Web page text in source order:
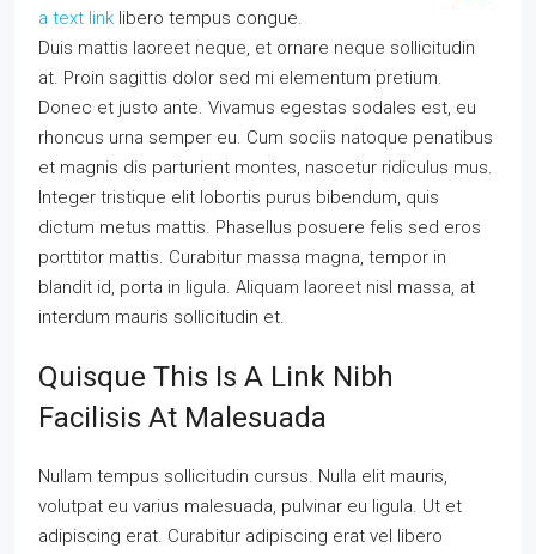
a text link libero tempus congue.
Duis mattis laoreet neque, et ornare neque sollicitudin
at. Proin sagittis dolor sed mi elementum pretium.
Donec et justo ante. Vivamus egestas sodales est, eu
rhoncus urna semper eu. Cum sociis natoque penatibus
et magnis dis parturient montes, nascetur ridiculus mus.
Integer tristique elit lobortis purus bibendum, quis
dictum metus mattis. Phasellus posuere felis sed eros
porttitor mattis. Curabitur massa magna, tempor in
blandit id, porta in ligula. Aliquam laoreet nisl massa, at
interdum mauris sollicitudin et.
Quisque This Is A Link Nibh
Facilisis At Malesuada
Nullam tempus sollicitudin cursus. Nulla elit mauris,
volutpat eu varius malesuada, pulvinar eu ligula. Ut et
adipiscing erat. Curabitur adipiscing erat vel libero